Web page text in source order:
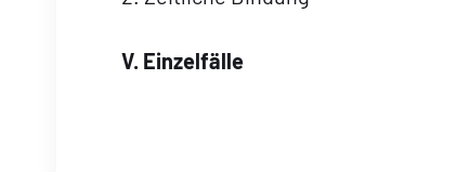
V. Einzelfälle